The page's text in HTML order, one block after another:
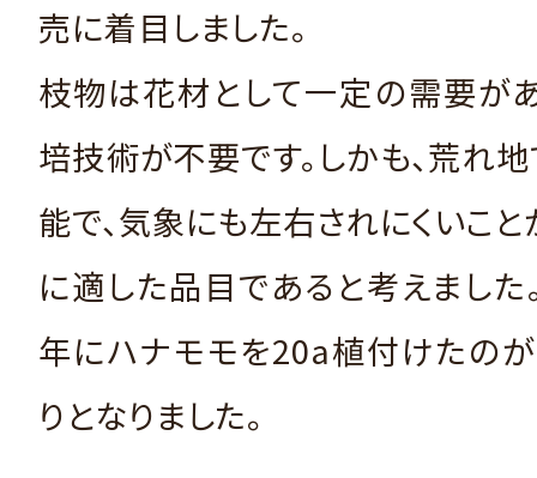
売に着目しました。
枝物は花材として一定の需要が
培技術が不要です。しかも、荒れ
能で、気象にも左右されにくいこと
に適した品目であると考えました
年にハナモモを20a植付けたの
りとなりました。